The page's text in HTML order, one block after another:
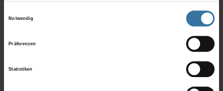
Notwendig
Präferenzen
Statistiken
You might also be interested in